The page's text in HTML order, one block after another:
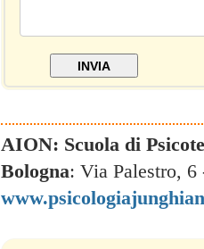
AION: Scuola di
Bologna: Via Palestro, 6